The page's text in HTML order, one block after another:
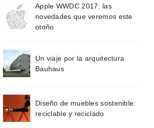
Apple WWDC 2017: las
novedades que veremos este
otoño
Un viaje por la arquitectura
Bauhaus
Diseño de muebles sostenible:
reciclable y reciclado